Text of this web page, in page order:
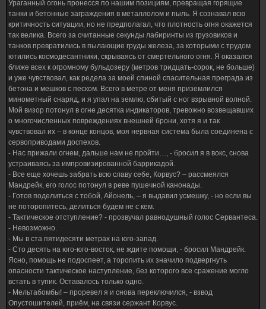
Ураганный огонь пронесся по нашим позициям, превращая горящие
танки и бетонные заграждения в металлолом и пыль. Я сознавал всю
критичность ситуации, но не предполагал, что плотность огня окажется
так велика. Всего за считанные секунды лабиринты из грузовиков и
танков превратились в пылающие груды железа, за которыми с трудом
ютились космодесантники, скрываясь от смертельного огня. Я оказался
ближе всех к огромному бульдозеру (метров тридцать-сорок, не больше)
и уже чувствовал, как редела за моей спиной спасительная преграда из
бетона и мешков с песком. Всего в метре от меня приземлился
минометный снаряд, и я упал на землю, сбитый с ног взрывной волной.
Мой визор потонул в огне десятка индикаторов, тревожно возвещавших
о многочисленных повреждениях внешней брони, хотя я и так
чувствовал их – в конце концов, моя нервная система была соединена с
сервоприводами доспехов.
- Нас прижали огнем, дальше нам не пройти…, - бросил я в вокс, снова
устраиваясь за импровизированной баррикадой.
- Все еще хочешь забрать всю славу себе, Корвус? – рассмеялся
Мандрейк, его голос потонул в реве пушечной канонады.
- Готов поделиться с тобой, Айонель, – я выдавил усмешку, - но если вы
не поторопитесь, делиться будем не с кем.
- Тактическое отступление? - прозвучал равнодушный голос Сервантеса.
- Невозможно.
- Мы в ста пятидесяти метрах на юго-запад.
- Сто десять на юго-юго-восток, не ждите помощи, - бросил Мандрейк.
Ясно, помощь не подоспеет, а торопить их значило подвергнуть
опасности тактическое наступление, без которого все сражение могло
встать в тупик. Оставалось только одно.
- Мельтабомбы! – проревел я и снова переключился, - взвод
Опустошителей, приём, на связи сержант Корвус.